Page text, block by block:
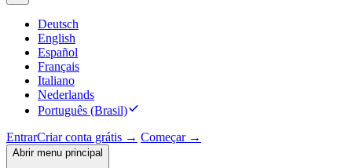
Deutsch
English
Español
Français
Italiano
Nederlands
Português (Brasil)
EntrarCriar conta grátis → Começar →
Abrir menu principal